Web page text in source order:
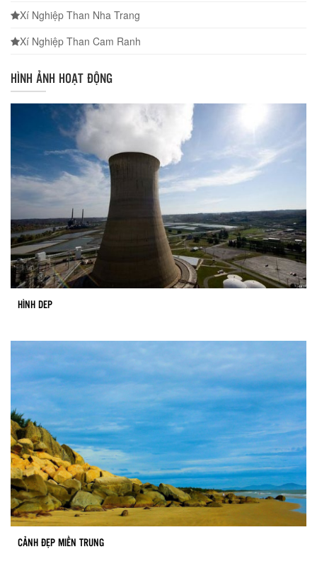
Xí Nghiệp Than Nha Trang
Xí Nghiệp Than Cam Ranh
HÌNH ẢNH HOẠT ĐỘNG
HÌNH DEP
CẢNH ĐẸP MIỀN TRUNG